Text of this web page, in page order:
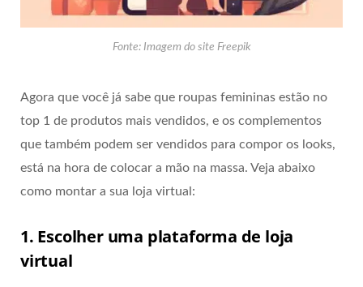
Fonte: Imagem do site Freepik
Agora que você já sabe que roupas femininas estão no
top 1 de produtos mais vendidos, e os complementos
que também podem ser vendidos para compor os looks,
está na hora de colocar a mão na massa. Veja abaixo
como montar a sua loja virtual:
1. Escolher uma plataforma de loja
virtual